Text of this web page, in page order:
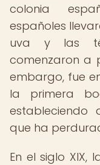
colonia
españoles
uva y las
comenzaron a
embargo, fue
la primera
estableciendo
que ha
En el siglo XIX,